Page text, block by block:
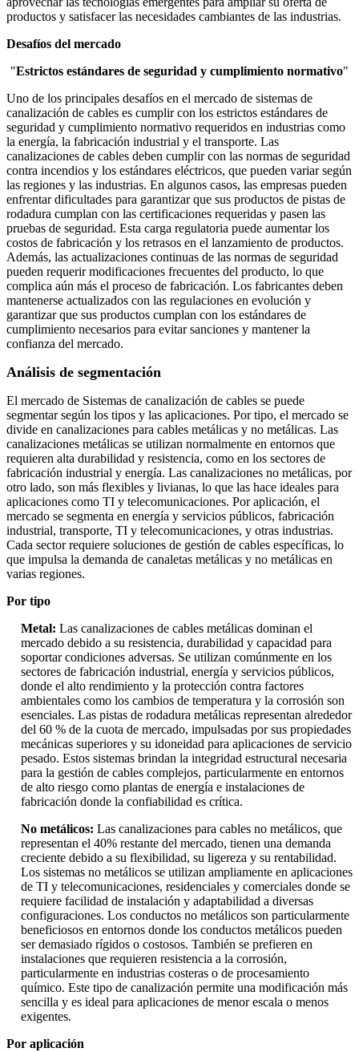
productos y satisfacer las necesidades cambiantes de las industrias.
Desafíos del mercado
"Estrictos estándares de seguridad y cumplimiento normativo"
Uno de los principales desafíos en el mercado de sistemas de
canalización de cables es cumplir con los estrictos estándares de
seguridad y cumplimiento normativo requeridos en industrias como
la energía, la fabricación industrial y el transporte. Las
canalizaciones de cables deben cumplir con las normas de seguridad
contra incendios y los estándares eléctricos, que pueden variar según
las regiones y las industrias. En algunos casos, las empresas pueden
enfrentar dificultades para garantizar que sus productos de pistas de
rodadura cumplan con las certificaciones requeridas y pasen las
pruebas de seguridad. Esta carga regulatoria puede aumentar los
costos de fabricación y los retrasos en el lanzamiento de productos.
Además, las actualizaciones continuas de las normas de seguridad
pueden requerir modificaciones frecuentes del producto, lo que
complica aún más el proceso de fabricación. Los fabricantes deben
mantenerse actualizados con las regulaciones en evolución y
garantizar que sus productos cumplan con los estándares de
cumplimiento necesarios para evitar sanciones y mantener la
confianza del mercado.
Análisis de segmentación
El mercado de Sistemas de canalización de cables se puede
segmentar según los tipos y las aplicaciones. Por tipo, el mercado se
divide en canalizaciones para cables metálicas y no metálicas. Las
canalizaciones metálicas se utilizan normalmente en entornos que
requieren alta durabilidad y resistencia, como en los sectores de
fabricación industrial y energía. Las canalizaciones no metálicas, por
otro lado, son más flexibles y livianas, lo que las hace ideales para
aplicaciones como TI y telecomunicaciones. Por aplicación, el
mercado se segmenta en energía y servicios públicos, fabricación
industrial, transporte, TI y telecomunicaciones, y otras industrias.
Cada sector requiere soluciones de gestión de cables específicas, lo
que impulsa la demanda de canaletas metálicas y no metálicas en
varias regiones.
Por tipo
Metal: Las canalizaciones de cables metálicas dominan el
mercado debido a su resistencia, durabilidad y capacidad para
soportar condiciones adversas. Se utilizan comúnmente en los
sectores de fabricación industrial, energía y servicios públicos,
donde el alto rendimiento y la protección contra factores
ambientales como los cambios de temperatura y la corrosión son
esenciales. Las pistas de rodadura metálicas representan alrededor
del 60 % de la cuota de mercado, impulsadas por sus propiedades
mecánicas superiores y su idoneidad para aplicaciones de servicio
pesado. Estos sistemas brindan la integridad estructural necesaria
para la gestión de cables complejos, particularmente en entornos
de alto riesgo como plantas de energía e instalaciones de
fabricación donde la confiabilidad es crítica.
No metálicos: Las canalizaciones para cables no metálicos, que
representan el 40% restante del mercado, tienen una demanda
creciente debido a su flexibilidad, su ligereza y su rentabilidad.
Los sistemas no metálicos se utilizan ampliamente en aplicaciones
de TI y telecomunicaciones, residenciales y comerciales donde se
requiere facilidad de instalación y adaptabilidad a diversas
configuraciones. Los conductos no metálicos son particularmente
beneficiosos en entornos donde los conductos metálicos pueden
ser demasiado rígidos o costosos. También se prefieren en
instalaciones que requieren resistencia a la corrosión,
particularmente en industrias costeras o de procesamiento
químico. Este tipo de canalización permite una modificación más
sencilla y es ideal para aplicaciones de menor escala o menos
exigentes.
Por aplicación